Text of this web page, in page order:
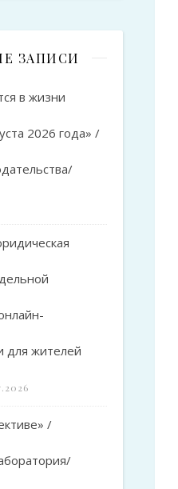
ЗАПИСИ
в жизни
2026 года» /
для жителей
/